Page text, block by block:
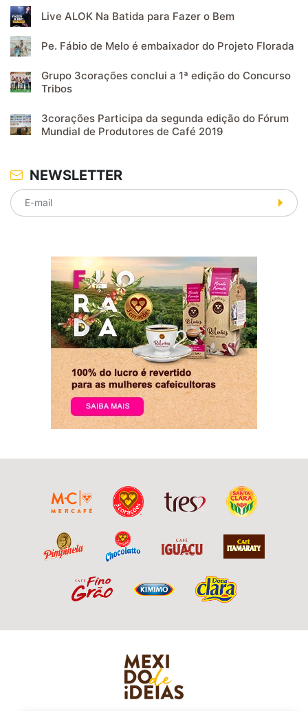
Live ALOK Na Batida para Fazer o Bem
Pe. Fábio de Melo é embaixador do Projeto Florada
Grupo 3corações conclui a 1ª edição do Concurso
Tribos
3corações Participa da segunda edição do Fórum
Mundial de Produtores de Café 2019
NEWSLETTER